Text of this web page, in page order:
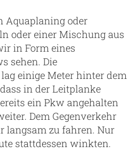
Aquaplaning oder
oder einer Mischung aus
in Form eines
sehen. Die
einige Meter hinter dem
in der Leitplanke
ein Pkw angehalten
Dem Gegenverkehr
langsam zu fahren. Nur
stattdessen winkten.